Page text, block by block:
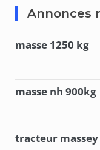
Annonces
masse 1250 kg
masse nh 900kg
tracteur